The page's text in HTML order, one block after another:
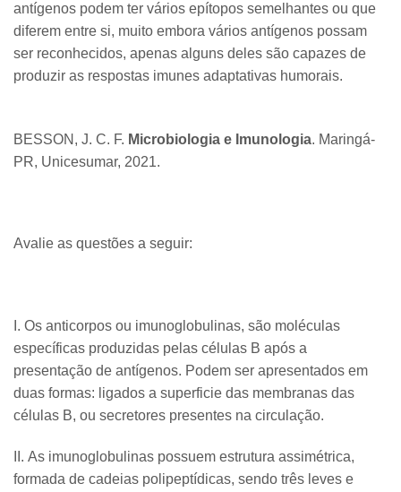
antígenos podem ter vários epítopos semelhantes ou que
diferem entre si, muito embora vários antígenos possam
ser reconhecidos, apenas alguns deles são capazes de
produzir as respostas imunes adaptativas humorais.
​BESSON, J. C. F. Microbiologia e Imunologia. Maringá-
PR, Unicesumar, 2021.
Avalie as questões a seguir:
I. Os anticorpos ou imunoglobulinas, são moléculas
específicas produzidas pelas células B após a
presentação de antígenos. Podem ser apresentados em
duas formas: ligados a superficie das membranas das
células B, ou secretores presentes na circulação.
II. As imunoglobulinas possuem estrutura assimétrica,
formada de cadeias polipeptídicas, sendo três leves e